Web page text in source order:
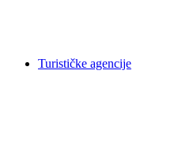
Turističke agencije